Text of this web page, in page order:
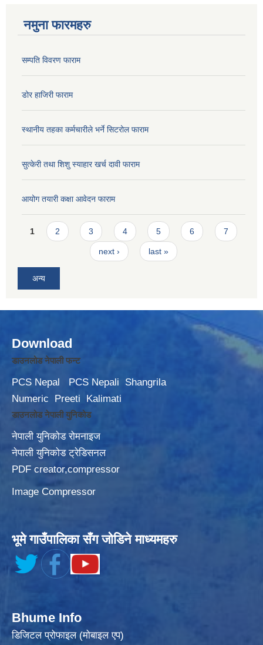
नमुना फारमहरु
सम्पति विवरण फाराम
डोर हाजिरी फाराम
स्थानीय तहका कर्मचारीले भर्ने सिटरोल फाराम
सुत्केरी तथा शिशु स्याहार खर्च दावी फाराम
आयोग तयारी कक्षा आवेदन फाराम
Pages
1 2 3 4 5 6 7
next › last »
अन्य
Download
डाउनलोड नेपाली फन्ट
PCS Nepal PCS Nepali
Shangrila
Numeric
Preeti Kalimati
डाउनलोड नेपाली युनिकोड
नेपाली युनिकोड रोमनाइज
नेपाली युनिकोड ट्रेडिसनल
PDF creator,compressor
Image Compressor
भूमे गाउँपालिका सँग जोडिने माध्यमहरु
Bhume Info
डिजिटल प्रोफाइल (मोबाइल एप)